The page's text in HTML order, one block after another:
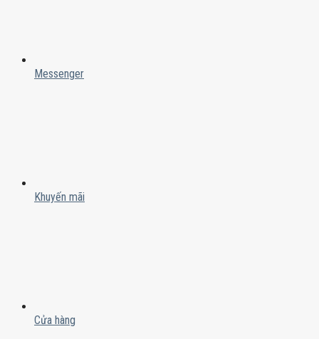
Messenger
Khuyến mãi
Cửa hàng